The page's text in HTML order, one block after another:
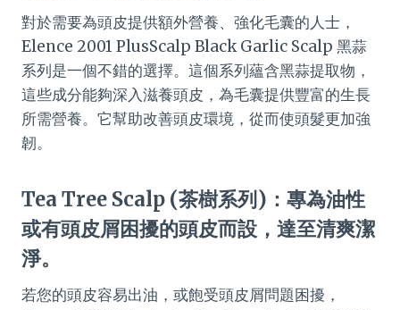
對於需要為頭皮提供額外營養、強化毛囊的人士，
Elence 2001 PlusScalp Black Garlic Scalp 黑蒜
系列是一個不錯的選擇。這個系列蘊含黑蒜提取物，
這些成分能夠深入滋養頭皮，為毛囊提供豐富的生長
所需營養。它幫助改善頭皮環境，從而使頭髮更加強
韌。
Tea Tree Scalp (茶樹系列)：專為油性
或有頭皮屑困擾的頭皮而設，達至清爽潔
淨。
若您的頭皮容易出油，或飽受頭皮屑問題困擾，